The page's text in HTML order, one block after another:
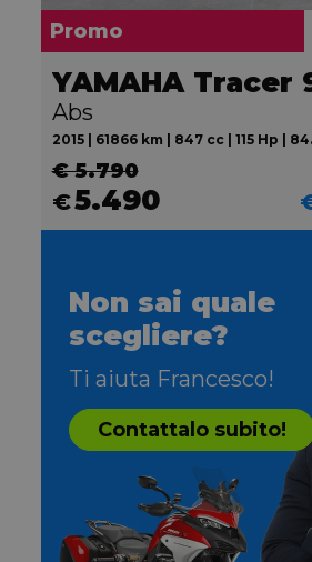
Promo
YAMAHA Tracer
Abs
2015 | 61866 km | 847 cc | 115 Hp |
€ 5.790
€5.490
Non sai quale
scegliere?
Ti aiuta Francesco!
Contattalo subito!